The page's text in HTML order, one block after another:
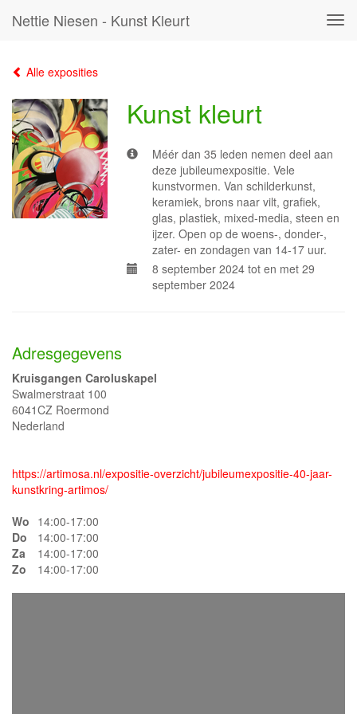
Nettie Niesen - Kunst Kleurt
Alle exposities
Kunst kleurt
Méér dan 35 leden nemen deel aan
deze jubileumexpositie. Vele
kunstvormen. Van schilderkunst,
keramiek, brons naar vilt, grafiek,
glas, plastiek, mixed-media, steen en
ijzer. Open op de woens-, donder-,
zater- en zondagen van 14-17 uur.
8 september 2024 tot en met 29
september 2024
Adresgegevens
Kruisgangen Caroluskapel
Swalmerstraat 100
6041CZ Roermond
Nederland
https://artimosa.nl/expositie-overzicht/jubileumexpositie-40-jaar-
kunstkring-artimos/
Wo 14:00-17:00
Do
14:00-17:00
Za
14:00-17:00
Zo
14:00-17:00